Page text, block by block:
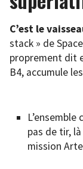
C’est le
stack » de
proprement dit
B4, accumule
pas de tir,
mission